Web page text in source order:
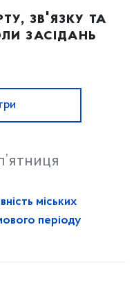
зв'язку та
засідань
міських
періоду